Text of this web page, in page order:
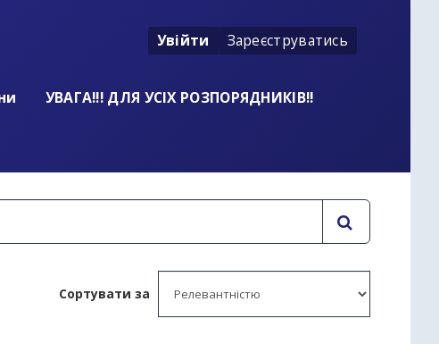
Увійти Зареєструватись
УВАГА!!! ДЛЯ УСІХ РОЗПОРЯДНИКІВ!!
Сортувати за